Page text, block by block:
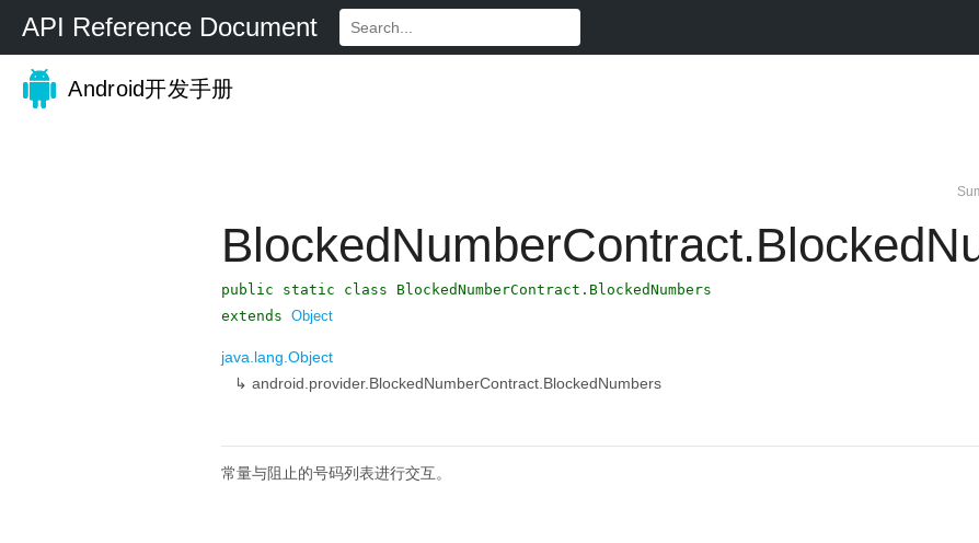
API Reference Document
Android开发手册
public static class BlockedNumberContract.BlockedNumbers
extends Object
java.lang.Object
↳ android.provider.BlockedNumberContract.BlockedNumbers
常量与阻止的号码列表进行交互。